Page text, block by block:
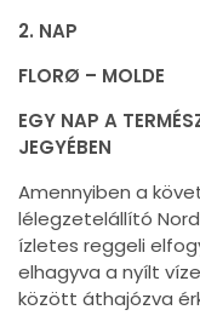
2. NAP
FLORØ – MOLDE
EGY NAP A
JEGYÉBEN
Amennyiben a
lélegzetelállító
ízletes reggeli
elhagyva a nyílt
között áthajózva